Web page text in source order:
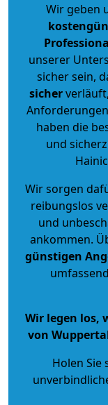
Wir geben
unserer
sicher sein,
sicher
haben die
und
Wir sorgen
reibungslos
und
ankommen.
günstigen
Wir legen los,
von
Holen Sie